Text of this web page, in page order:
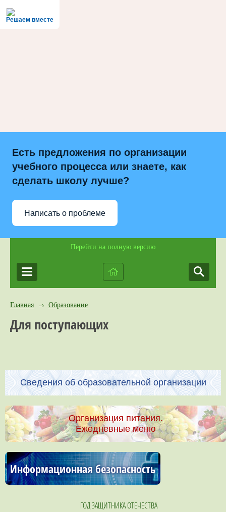
Решаем вместе
Есть предложения по организации
учебного процесса или знаете, как
сделать школу лучше?
Написать о проблеме
Перейти на полную версию
Главная → Образование
Для поступающих
Сведения об образовательной организации
Организация питания.
Ежедневные меню
Информационная безопасность
ГОД ЗАЩИТНИКА ОТЕЧЕСТВА